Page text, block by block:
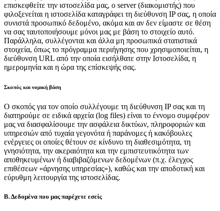
επισκεφθείτε την ιστοσελίδα μας, ο server (διακομιστής) που
φιλοξενείται η ιστοσελίδα καταγράφει τη διεύθυνση IP σας, η οποία
συνιστά προσωπικό δεδομένο, ακόμα και αν δεν είμαστε σε θέση
να σας ταυτοποιήσουμε μόνοι μας με βάση το στοιχείο αυτό.
Παράλληλα, συλλέγονται και άλλα μη προσωπικά στατιστικά
στοιχεία, όπως το πρόγραμμα περιήγησης που χρησιμοποιείται, η
διεύθυνση URL από την οποία εισήλθατε στην Ιστοσελίδα, η
ημερομηνία και η ώρα της επίσκεψής σας.
Σκοπός και νομική βάση
Ο σκοπός για τον οποίο συλλέγουμε τη διεύθυνση IP σας και τη
διατηρούμε σε ειδικά αρχεία (log files) είναι το έννομο συμφέρον
μας να διασφαλίσουμε την ασφάλεια δικτύων, πληροφοριών και
υπηρεσιών από τυχαία γεγονότα ή παράνομες ή κακόβουλες
ενέργειες οι οποίες θέτουν σε κίνδυνο τη διαθεσιμότητα, τη
γνησιότητα, την ακεραιότητα και την εμπιστευτικότητα των
αποθηκευμένων ή διαβιβαζόμενων δεδομένων (π.χ. έλεγχος
επιθέσεων «άρνησης υπηρεσίας»), καθώς και την αποδοτική και
εύρυθμη λειτουργία της ιστοσελίδας.
Β. Δεδομένα που μας παρέχετε εσείς